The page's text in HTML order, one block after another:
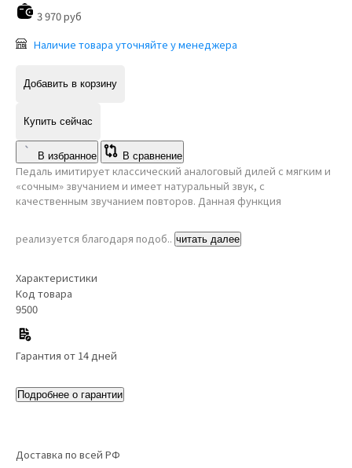
3 970 руб
Наличие товара уточняйте у менеджера
Добавить в корзину
Купить сейчас
В избранное В сравнение
Педаль имитирует классический аналоговый дилей с мягким и
«сочным» звучанием и имеет натуральный звук, с
качественным звучанием повторов. Данная функция
реализуется благодаря подоб.. читать далее
Характеристики
Код товара
9500
Гарантия от 14 дней
Подробнее о гарантии
Доставка по всей РФ